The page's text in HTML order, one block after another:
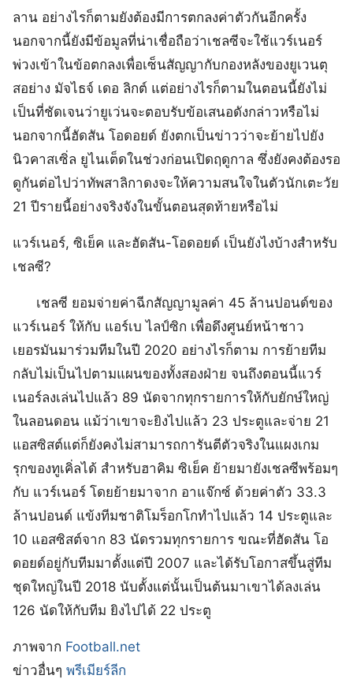
ลาน อย่างไรก็ตามยังต้องมีการตกลงค่าตัวกันอีกครั้ง
นอกจากนี้ยังมีข้อมูลที่น่าเชื่อถือว่าเชลซีจะใช้แวร์เนอร์
พ่วงเข้าในข้อตกลงเพื่อเซ็นสัญญากับกองหลังของยูเวนตุ
สอย่าง มัจไธจ์ เดอ ลิกต์ แต่อย่างไรก็ตามในตอนนี้ยังไม่
เป็นที่ชัดเจนว่ายูเว่นจะตอบรับข้อเสนอดังกล่าวหรือไม่
นอกจากนี้ฮัดสัน โอดอยด์ ยังตกเป็นข่าวว่าจะย้ายไปยัง
นิวคาสเซิ่ล ยูไนเต็ดในช่วงก่อนเปิดฤดูกาล ซึ่งยังคงต้องรอ
ดูกันต่อไปว่าทัพสาลิกาดงจะให้ความสนใจในตัวนักเตะวัย
21 ปีรายนี้อย่างจริงจังในขั้นตอนสุดท้ายหรือไม่
แวร์เนอร์, ซิเย็ค และฮัดสัน-โอดอยด์ เป็นยังไงบ้างสำหรับ
เชลซี?
เชลซี ยอมจ่ายค่าฉีกสัญญามูลค่า 45 ล้านปอนด์ของ
แวร์เนอร์ ให้กับ แอร์เบ ไลป์ซิก เพื่อดึงศูนย์หน้าชาว
เยอรมันมาร่วมทีมในปี 2020 อย่างไรก็ตาม การย้ายทีม
กลับไม่เป็นไปตามแผนของทั้งสองฝ่าย จนถึงตอนนี้แวร์
เนอร์ลงเล่นไปแล้ว 89 นัดจากทุกรายการให้กับยักษ์ใหญ่
ในลอนดอน แม้ว่าเขาจะยิงไปแล้ว 23 ประตูและจ่าย 21
แอสซิสต์แต่ก็ยังคงไม่สามารถการันตีตัวจริงในแผงเกม
รุกของทูเคิ่ลได้ สำหรับฮาคิม ซิเย็ค ย้ายมายังเชลซีพร้อมๆ
กับ แวร์เนอร์ โดยย้ายมาจาก อาแจ๊กซ์ ด้วยค่าตัว 33.3
ล้านปอนด์ แข้งทีมชาติโมร็อกโกทำไปแล้ว 14 ประตูและ
10 แอสซิสต์จาก 83 นัดรวมทุกรายการ ขณะที่ฮัดสัน โอ
ดอยด์อยู่กับทีมมาตั้งแต่ปี 2007 และได้รับโอกาสขึ้นสู่ทีม
ชุดใหญ่ในปี 2018 นับตั้งแต่นั้นเป็นต้นมาเขาได้ลงเล่น
126 นัดให้กับทีม ยิงไปได้ 22 ประตู
ภาพจาก Football.net
ข่าวอื่นๆ พรีเมียร์ลีก